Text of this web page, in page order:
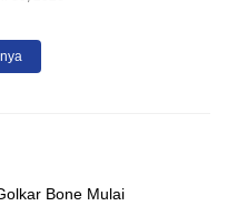
Bone Mulai